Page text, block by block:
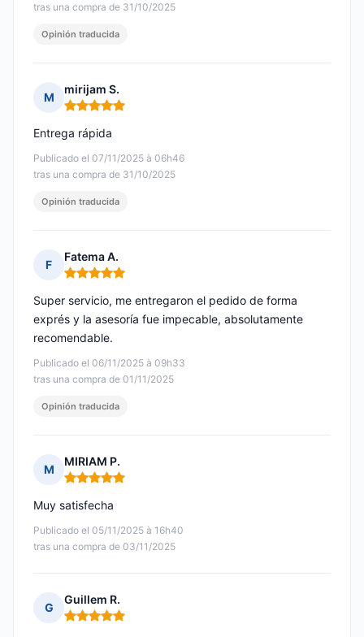
tras una compra de 31/10/2025
Opinión traducida
M
mirijam S.
Nota: 5 de 5
Publicado el 07/11/2025 à 06h46
tras una compra de 31/10/2025
Entrega rápida
Opinión traducida
F
Fatema A.
Nota: 5 de 5
Publicado el 06/11/2025 à 09h33
tras una compra de 01/11/2025
Super servicio, me entregaron el pedido de forma
exprés y la asesoría fue impecable, absolutamente
recomendable.
Opinión traducida
M
MIRIAM P.
Nota: 5 de 5
Publicado el 05/11/2025 à 16h40
tras una compra de 03/11/2025
Muy satisfecha
G
Guillem R.
Nota: 5 de 5